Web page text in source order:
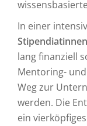
In einer
Stipendiatinnen
lang finanziell
Mentoring-
Weg zur
werden. Die
ein